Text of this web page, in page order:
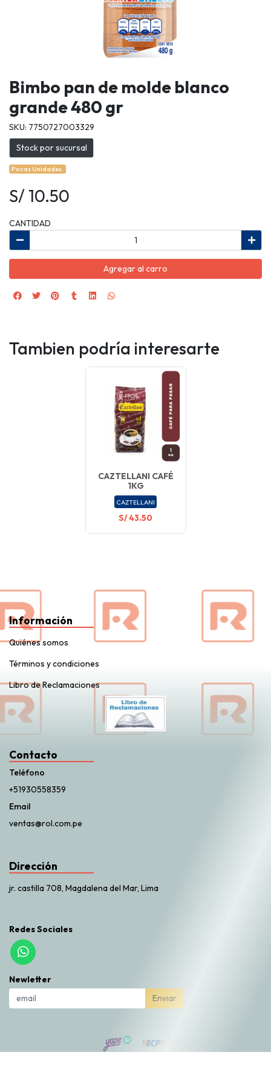
Bimbo pan de molde blanco
grande 480 gr
SKU: 7750727003329
Stock por sucursal
Pocas Unidades.
S/ 10.50
CANTIDAD
Agregar al carro
Tambien podría interesarte
CAZTELLANI CAFÉ
1KG
CAZTELLANI
S/ 43.50
Información
Quiénes somos
Términos y condiciones
Libro de Reclamaciones
Contacto
Teléfono
+51930558359
Email
ventas@rol.com.pe
Dirección
jr. castilla 708, Magdalena del Mar, Lima
Redes Sociales
Newletter
Enviar